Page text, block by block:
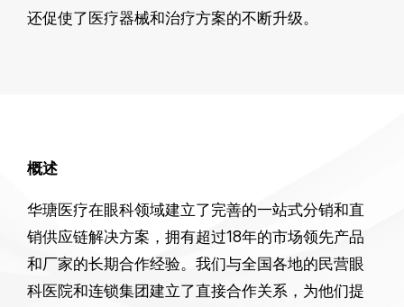
还促使了医疗器械和治疗方案的不断升级。
概述
华瑭医疗在眼科领域建立了完善的一站式分销和直
销供应链解决方案，拥有超过18年的市场领先产品
和厂家的长期合作经验。我们与全国各地的民营眼
科医院和连锁集团建立了直接合作关系，为他们提